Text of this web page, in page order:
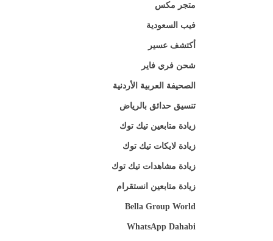
متجر مكس
فيب السعودية
أكتشف عسير
شحن فري فاير
الصحيفة العربية الأردنية
تنسيق حدائق بالرياض
زيادة متابعين تيك توك
زيادة لايكات تيك توك
زيادة مشاهدات تيك توك
زيادة متابعين انستقرام
Bella Group World
WhatsApp Dahabi